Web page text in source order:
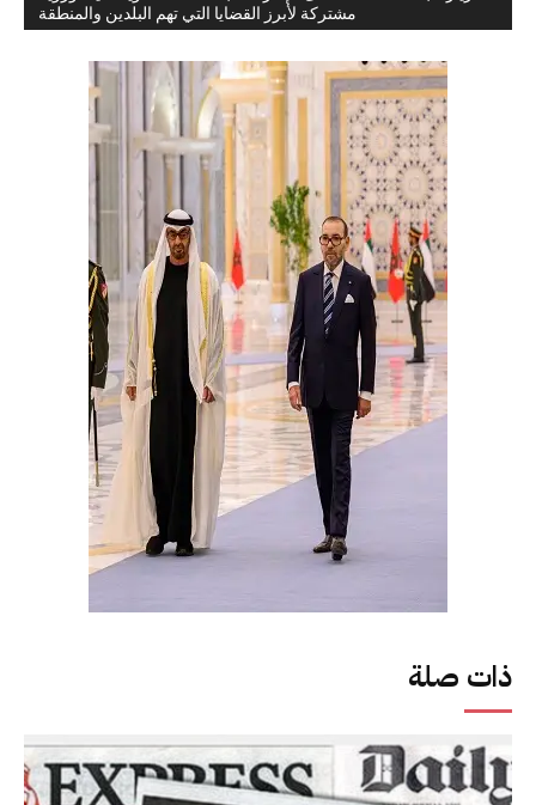
مشتركة لأبرز القضايا التي تهم البلدين والمنطقة
ذات صلة